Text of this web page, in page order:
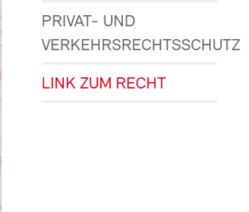
PRIVAT- UND
VERKEHRSRECHTSSCHUTZ
LINK ZUM RECHT